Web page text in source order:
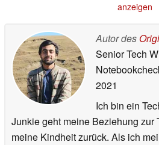
anzeigen
Autor des
Senior Tech
2021
Ich bin ein
Junkie geht meine Beziehung zur
meine Kindheit zurück. Als ich